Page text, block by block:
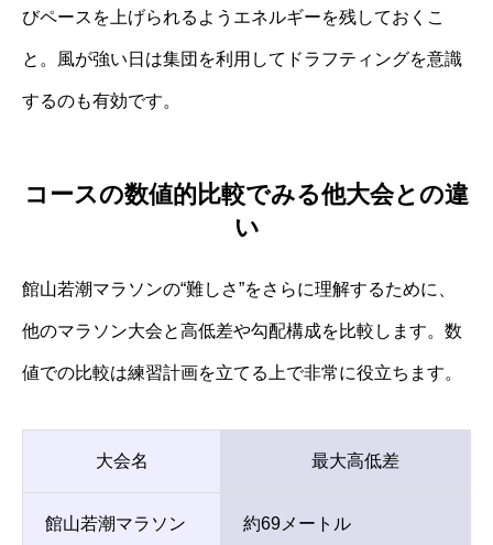
びペースを上げられるようエネルギーを残しておくこ
と。風が強い日は集団を利用してドラフティングを意識
するのも有効です。
コースの数値的比較でみる他大会との違
い
館山若潮マラソンの“難しさ”をさらに理解するために、
他のマラソン大会と高低差や勾配構成を比較します。数
値での比較は練習計画を立てる上で非常に役立ちます。
大会名 最大高低差
館山若潮マラソン 約69メートル